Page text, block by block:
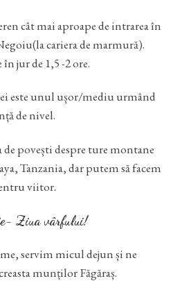
cât mai aproape de intrarea în
cariera de marmură).
jur de 1,5 -2 ore.
este unul ușor/mediu urmând
de nivel.
de povești despre ture montane
Tanzania, dar putem să facem
viitor.
Ziua vârfului!
servim micul dejun și ne
munților Făgăraș.